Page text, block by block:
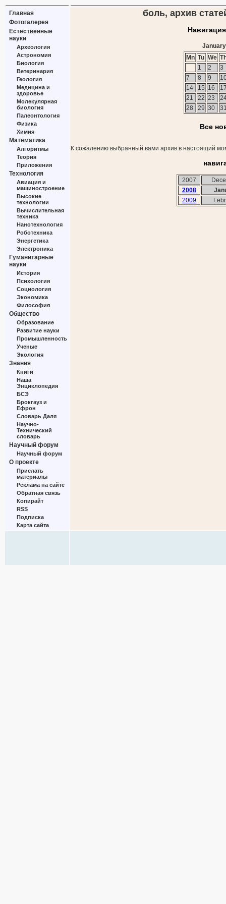
Главная
Фотогалерея
Естественные
науки
Археология
Астрономия
Биология
Ветеринария
Геология
Медицина и
здоровье
Молекулярная
биология
Палеонтология
Физика
Химия
Математика
Алгоритмы
Теория
Приложения
Технология
Авиация и
машиностроение
Высокие
технологии
Вычислительная
техника
Нанотехнология
Роботехника
Энергетика
Электроника
Гуманитарные
науки
История
Психология
Социология
Экономика
Философия
Общество
Образование
Развитие науки
Промышленность
Ученые
Экология
Знания
Книги
Наша
Энциклопедия
БСЭ
Брокгауз и
Ефрон
Словарь Даля
Научно-
Технический
словарь
Научный форум
Научный форум
О проекте
Прислать
материалы
Реклама на сайте
Обратная связь
Копирайт
RSS
Подписка
Карта сайта
боль, архив
Mn Tu We
1
2
3
7
8 9
14
15 16
21
22 23
28
29 30
Все
К сожалению выбранный вами архив в настоящий
2007
2008
2009